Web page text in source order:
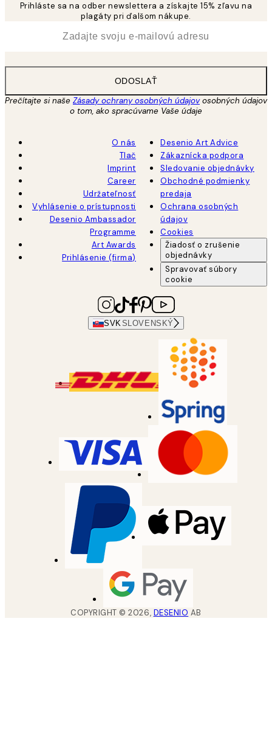
Prihláste sa na odber newslettera a získajte 15% zľavu na
plagáty pri ďalšom nákupe.
ODOSLAŤ
Prečítajte si naše Zásady ochrany osobných údajovosobných údajov
o tom, ako spracúvame Vaše údaje
O nás
Tlač
Imprint
Career
Udržateľnosť
Vyhlásenie o prístupnosti
Desenio Ambassador
Programme
Art Awards
Prihlásenie (firma)
Desenio Art Advice
Zákaznícka podpora
Sledovanie objednávky
Obchodné podmienky
predaja
Ochrana osobných
údajov
Cookies
Žiadosť o zrušenie
objednávky
Spravovať súbory
cookie
SVK SLOVENSKÝ
COPYRIGHT ©2026, DESENIO AB